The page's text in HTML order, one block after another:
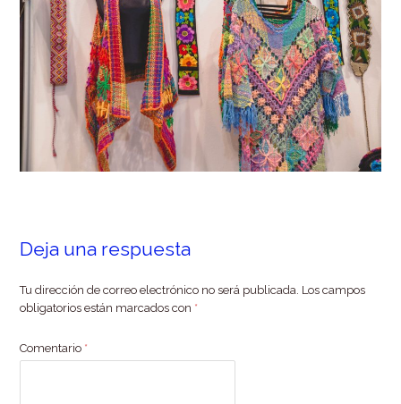
Deja una respuesta
Tu dirección de correo electrónico no será publicada. Los campos
obligatorios están marcados con *
Comentario *